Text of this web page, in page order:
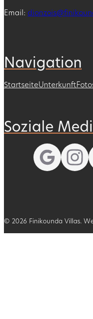
Email:
Navigation
StartseiteUnterkunft
Soziale
© 2026 Finikounda Villas.